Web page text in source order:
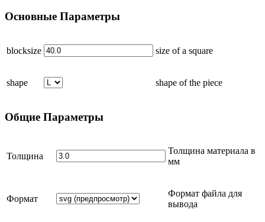
Основные Параметры
blocksize size of a square
shape shape of the piece
Общие Параметры
Толщина
Толщина материала в
мм
Формат
Формат файла для
вывода